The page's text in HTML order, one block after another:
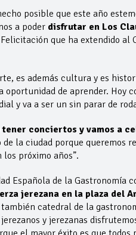
posible que este año
a poder disfrutar en Los
Felicitación que ha extendido al
es además cultura y es
oportunidad de aprender. Hoy
y va a ser un sin parar de
tener conciertos y vamos a
la ciudad porque queremos
próximo años”.
Española de la Gastronomía
jerezana en la plaza del
catedral de la
y jerezanas